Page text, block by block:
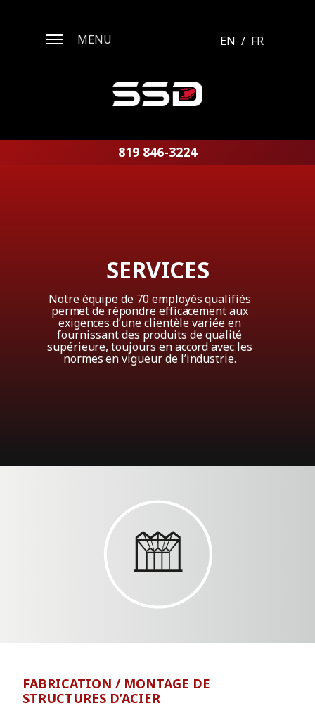
MENU EN / FR
819 846-3224
SERVICES
Notreéquipede 70employés qualifiés
permetderépondreefficacementaux
exigences d’uneclientèlevariéeen
fournissantdes produits dequalité
supérieure, toujours enaccord avec les
normesenvigueurde l’industrie.
FABRICATION / MONTAGE DE
STRUCTURES D’ACIER